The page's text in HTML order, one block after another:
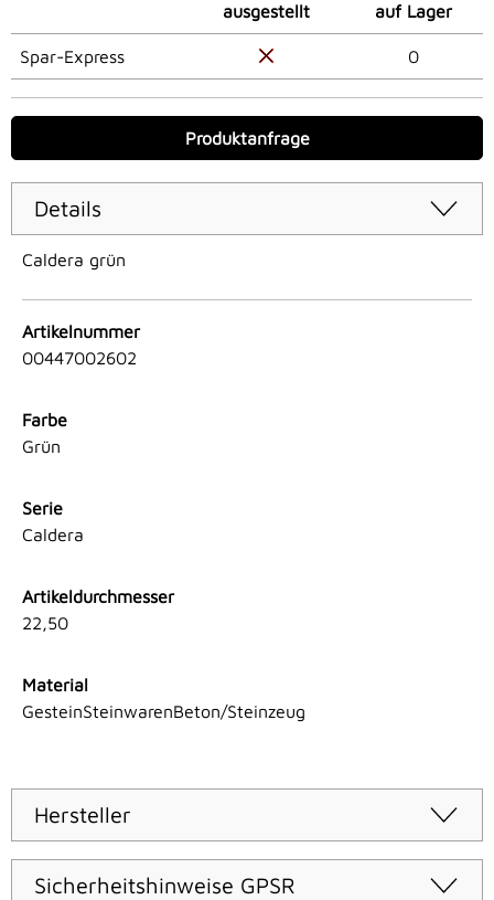
ausgestellt
auf Lager
Spar-Express 0
Produktanfrage
Details
Caldera grün
Artikelnummer
00447002602
Farbe
Grün
Serie
Caldera
Artikeldurchmesser
22,50
Material
GesteinSteinwarenBeton/Steinzeug
Hersteller
Sicherheitshinweise GPSR